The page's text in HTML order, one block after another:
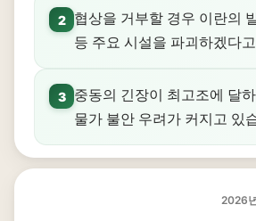
2
협상을 거부할 경우 이란의
등 주요 시설을 파괴하겠다
3
중동의 긴장이 최고조에 달
물가 불안 우려가 커지고 있
2026